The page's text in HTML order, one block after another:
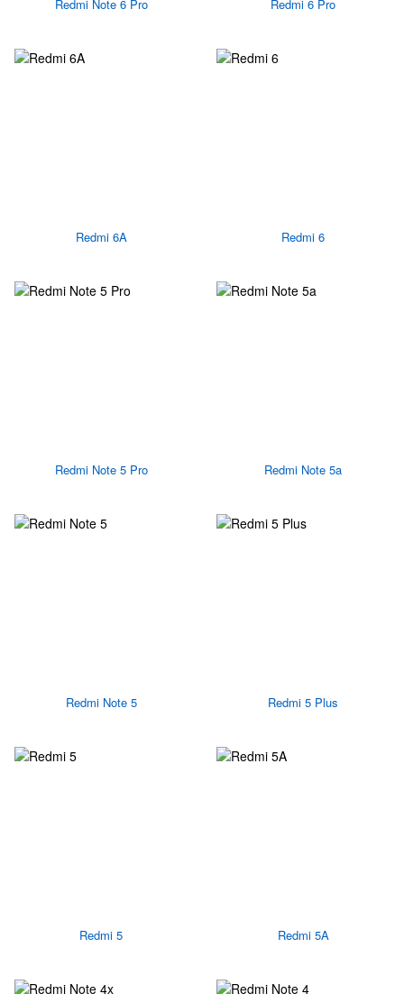
Redmi Note 6 Pro Redmi 6 Pro
Redmi 6A Redmi 6
Redmi Note 5 Pro Redmi Note 5a
Redmi Note 5 Redmi 5 Plus
Redmi 5 Redmi 5A